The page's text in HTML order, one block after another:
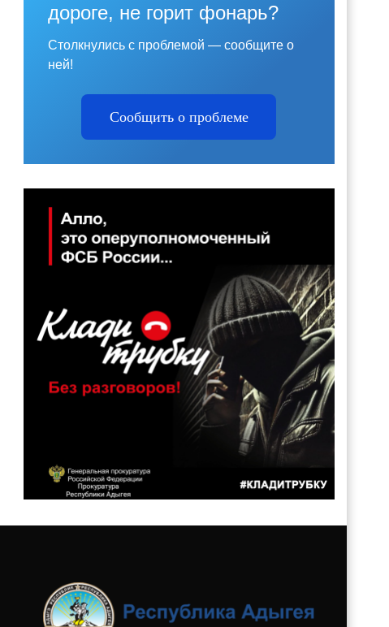
дороге, не горит фонарь?
Столкнулись с проблемой — сообщите о
ней!
Сообщить о проблеме